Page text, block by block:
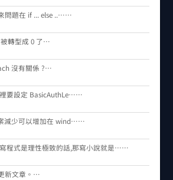
問題在 if ... else ..……
轉型成 0 了…
沒有關係 ?…
要設定 BasicAuthLe……
減少可以增加在 wind……
程式是理性極致的話,那寫小說就是……
新文章。…